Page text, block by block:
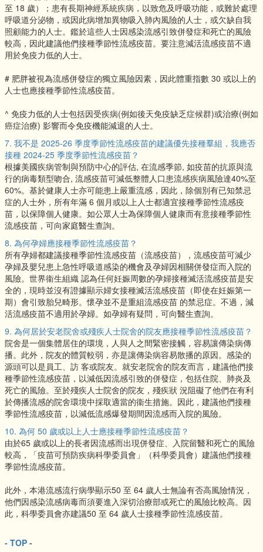
至 18 歲）；患有長期神經系統疾病，以致危及呼吸功能，或難於處理
呼吸道分泌物，或因此病增加異物吸入肺內風險的人士，或欠缺自我
照顧能力的人士。鑑於這些人士因感染流感引致併發症和死亡的風險
較高，因此建議他們接種季節性流感疫苗。要注意減活流感疫苗不適
用於免疫力低的人士。
# 肥胖被視為流感併發症的獨立風險因素，因此體重指數 30 或以上的
人士也應接種季節性流感疫苗。
^ 免疫力低的人士包括因受疾病(例如後天免疫缺乏症候群)或治療(例如
癌症治療) 影響而令免疫機能減退的人士。
7. 我不是 2025-26 季度季節性流感疫苗的建議優先接種羣組，我應否
接種 2024-25 季度季節性流感疫苗？
根據美國疾病管制與預防中心的評估, 在流感季節, 如疫苗的抗原與流
行的病毒類型吻合, 流感疫苗可減低整體人口患流感疾病風險達40%至
60%。基於健康人士亦可能患上嚴重流感，因此，除個別有已知禁忌
症的人士外，所有年滿 6 個月或以上人士都適宜接種季節性流感疫
苗，以保障個人健康。如公眾人士為保障個人健康而有意接種季節性
流感疫苗，可向家庭醫生查詢。
8. 為何孕婦應接種季節性流感疫苗？
所有孕婦都建議接種季節性流感疫苗（流感疫苗），流感疫苗可減少
孕婦及嬰兒患上急性呼吸道感染的機會及孕婦因相關併發症而入院的
風險。世界衞生組織 認為任何妊娠周數的孕婦接種滅活流感疫苗是安
全的，現時並沒有證據顯示婦女接種滅活流感疫苗（即使在妊娠第一
期）會引致胎兒畸形。懷孕並不是重組流感疫苗 的禁忌症。不過，減
活流感疫苗不適用於孕婦。如孕婦有疑問，可向醫生查詢。
9. 為何居於安老院舍或殘疾人士院舍的院友應接種季節性流感疫苗？
院舍是一個集體居住的環境，人與人之間緊密接觸，容易讓傳染病傳
播。此外，院友的體質較弱，亦是讓傳染病容易散播的原因。感染的
源頭可以是員工、訪 客或院友。就安老院舍的院友而言，建議他們接
種季節性流感疫苗，以減低因流感引致的併發症，包括住院、肺炎及
死亡的風險。至於殘疾人士院舍的院友，殘疾狀 況阻礙了他們在有利
於傳播流感的院舍環境中採取適當的衞生措施。因此，建議他們接種
季節性流感疫苗，以減低流感爆發期間因流感而入院的風險。
10. 為何 50 歲或以上人士應接種季節性流感疫苗？
由於65 歲或以上的長者因流感而出現併發症、入院留醫和死亡的風險
較高，「疫苗可預防疾病科學委員會」（科學委員會）建議他們接種
季節性流感疫苗。
此外，本港流感流行病學顯示50 至 64 歲人士無論有否高風險情況，
他們因感染流感病毒而須要進入深切治療部或死亡的風險比較高。因
此，科學委員會亦建議50 至 64 歲人士接種季節性流感疫苗。
- TOP -